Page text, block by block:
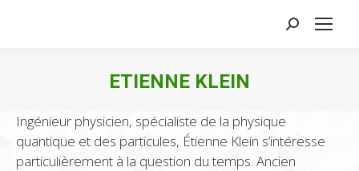
Search:
ETIENNE KLEIN
Ingénieur physicien, spécialiste de la physique
quantique et des particules, Étienne Klein s’intéresse
particulièrement à la question du temps. Ancien